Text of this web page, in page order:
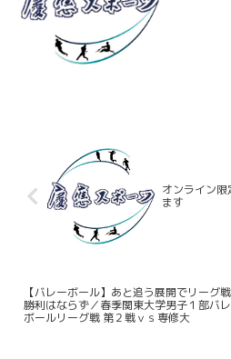
オンライン
ます
【バレーボール】あと追う展開でリーグ
勝利はならず／春季関東大学男子１部バ
ボールリーグ戦 第２戦ｖｓ専修大